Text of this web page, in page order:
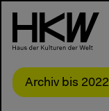
Archiv bis